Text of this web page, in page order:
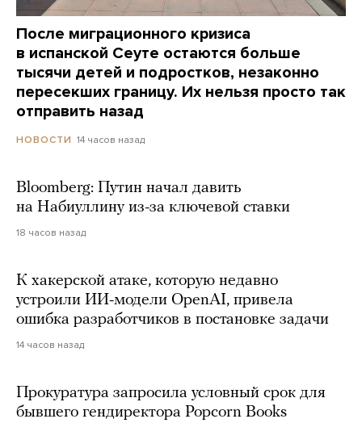
После миграционного кризиса
в испанской Сеуте остаются больше
тысячи детей и подростков, незаконно
пересекших границу. Их нельзя просто так
отправить назад
НОВОСТИ 14 часов назад
Bloomberg: Путин начал давить
на Набиуллину из-за ключевой ставки
18 часов назад
К хакерской атаке, которую недавно
устроили ИИ-модели OpenAI, привела
ошибка разработчиков в постановке задачи
14 часов назад
Прокуратура запросила условный срок для
бывшего гендиректора Popcorn Books